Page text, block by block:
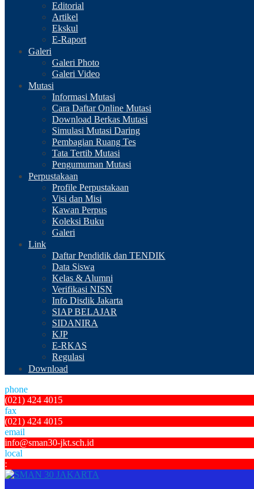
Editorial
Artikel
Ekskul
E-Raport
Galeri
Galeri Photo
Galeri Video
Mutasi
Informasi Mutasi
Cara Daftar Online Mutasi
Download Berkas Mutasi
Simulasi Mutasi Daring
Pembagian Ruang Tes
Tata Tertib Mutasi
Pengumuman Mutasi
Perpustakaan
Profile Perpustakaan
Visi dan Misi
Kawan Perpus
Koleksi Buku
Galeri
Link
Daftar Pendidik dan TENDIK
Data Siswa
Kelas & Alumni
Verifikasi NISN
Info Disdik Jakarta
SIAP BELAJAR
SIDANIRA
KJP
E-RKAS
Regulasi
Download
phone
(021) 424 4015
fax
(021) 424 4015
email
info@sman30-jkt.sch.id
local
: